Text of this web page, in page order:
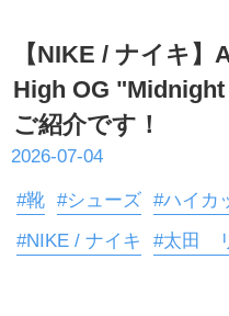
【NIKE / ナイキ
High OG
ご紹介です！
2026-07-04
#靴 #シューズ #ハイカ
#NIKE / ナイキ
#太田